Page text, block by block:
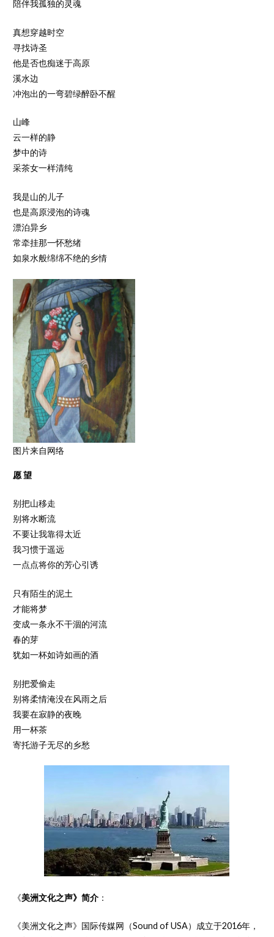
陪伴我孤独的灵魂
真想穿越时空
寻找诗圣
他是否也痴迷于高原
溪水边
冲泡出的一弯碧绿醉卧不醒
山峰
云一样的静
梦中的诗
采茶女一样清纯
我是山的儿子
也是高原浸泡的诗魂
漂泊异乡
常牵挂那一怀愁绪
如泉水般绵绵不绝的乡情
图片来自网络
愿 望
别把山移走
别将水断流
不要让我靠得太近
我习惯于遥远
一点点将你的芳心引诱
只有陌生的泥土
才能将梦
变成一条永不干涸的河流
春的芽
犹如一杯如诗如画的酒
别把爱偷走
别将柔情淹没在风雨之后
我要在寂静的夜晚
用一杯茶
寄托游子无尽的乡愁
《美洲文化之声》简介：
《美洲文化之声》国际传媒网（Sound of USA）成立于2016年，